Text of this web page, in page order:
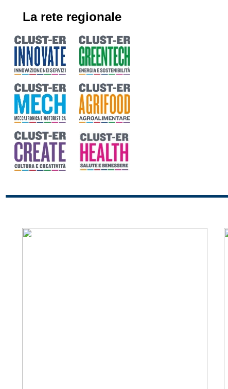
La rete regionale